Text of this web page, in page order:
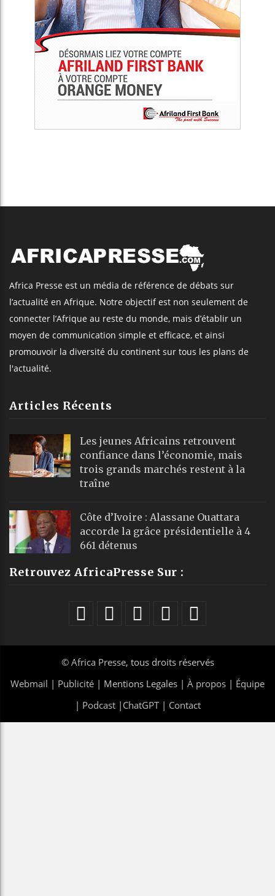
Africa Presse est un média de référence de débats sur
l’actualité en Afrique. Notre objectif est non seulement de
connecter l’Afrique au reste du monde, mais d’établir un
moyen de communication simple et efficace, et ainsi
promouvoir la diversité du continent sur tous les plans de
l'actualité.
Articles Récents
Les jeunes Africains retrouvent
confiance dans l’économie, mais
trois grands marchés restent à la
traîne
Côte d’Ivoire : Alassane Ouattara
accorde la grâce présidentielle à 4
661 détenus
Retrouvez AfricaPresse Sur :
© Africa Presse, tous droits réservés
Webmail | Publicité | Mentions Legales | À propos | Équipe
| Podcast| ChatGPT| Contact